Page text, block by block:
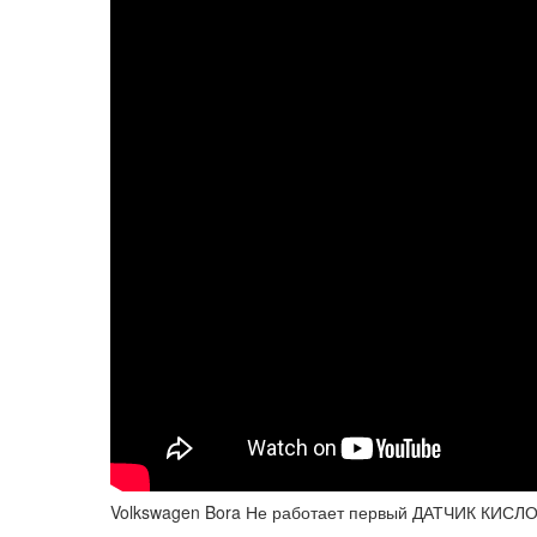
Volkswagen Bora Не работает первый ДАТЧИК